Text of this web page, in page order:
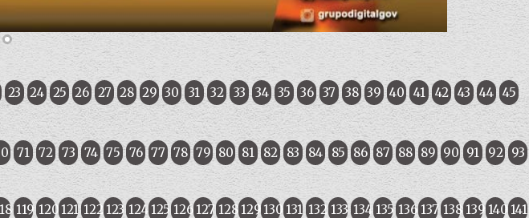
23 24 25 26 27 28 29 30 31 32 33 34 35 36 37 38 39 40 41 42 43 44 45
71 72 73 74 75 76 77 78 79 80 81 82 83 84 85 86 87 88 89 90 91 92 93
119 120121 122 123 124 125 126 127 128 129130 131 132 133 134 135 136 137 138 139 140 141